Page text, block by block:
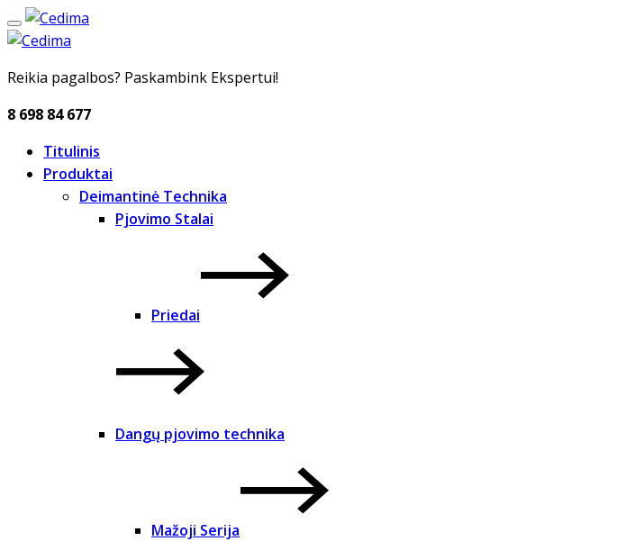
Reikia pagalbos? Paskambink Ekspertui!
8 698 84 677
Titulinis
Produktai
Deimantinė Technika
Pjovimo Stalai
Priedai
Dangų pjovimo technika
Mažoji Serija